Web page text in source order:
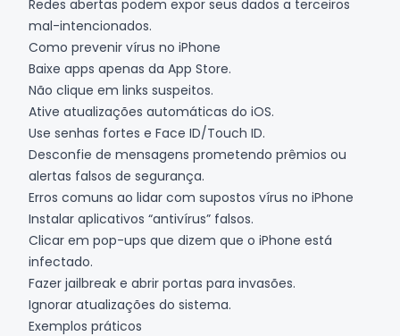
Redes abertas podem expor seus dados a terceiros
mal-intencionados.
Como prevenir vírus no iPhone
Baixe apps apenas da App Store.
Não clique em links suspeitos.
Ative atualizações automáticas do iOS.
Use senhas fortes e Face ID/Touch ID.
Desconfie de mensagens prometendo prêmios ou
alertas falsos de segurança.
Erros comuns ao lidar com supostos vírus no iPhone
Instalar aplicativos “antivírus” falsos.
Clicar em pop-ups que dizem que o iPhone está
infectado.
Fazer jailbreak e abrir portas para invasões.
Ignorar atualizações do sistema.
Exemplos práticos